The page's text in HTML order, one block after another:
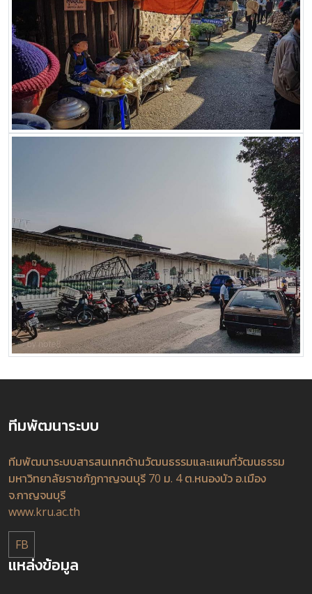
ทีมพัฒนาระบบ
ทีมพัฒนาระบบสารสนเทศด้านวัฒนธรรมและแผนที่วัฒนธรรม
มหาวิทยาลัยราชภัฏกาญจนบุรี 70 ม. 4 ต.หนองบัว อ.เมือง
จ.กาญจนบุรี
www.kru.ac.th
FB
แหล่งข้อมูล